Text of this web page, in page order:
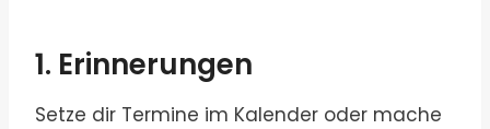
1. Erinnerungen
Setze dir Termine im Kalender oder mache